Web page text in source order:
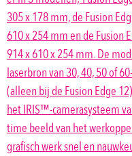
305 x 178 mm, de Fusion
610 x 254 mm en de Fusion
914 x 610 x 254 mm. De
laserbron van 30, 40, 50 of
(alleen bij de Fusion Edge
het IRIS™-camerasysteem
time beeld van het
grafisch werk snel en